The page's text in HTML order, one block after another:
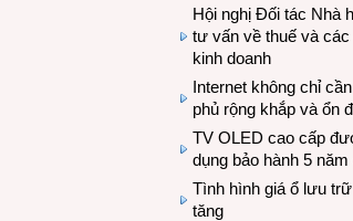
Hội nghị Đối tác Nhà
tư vấn về thuế và
kinh doanh
Internet không chỉ
phủ rộng khắp và ổn
TV OLED cao cấp
dụng bảo hành 5
Tình hình giá ổ lưu
tăng